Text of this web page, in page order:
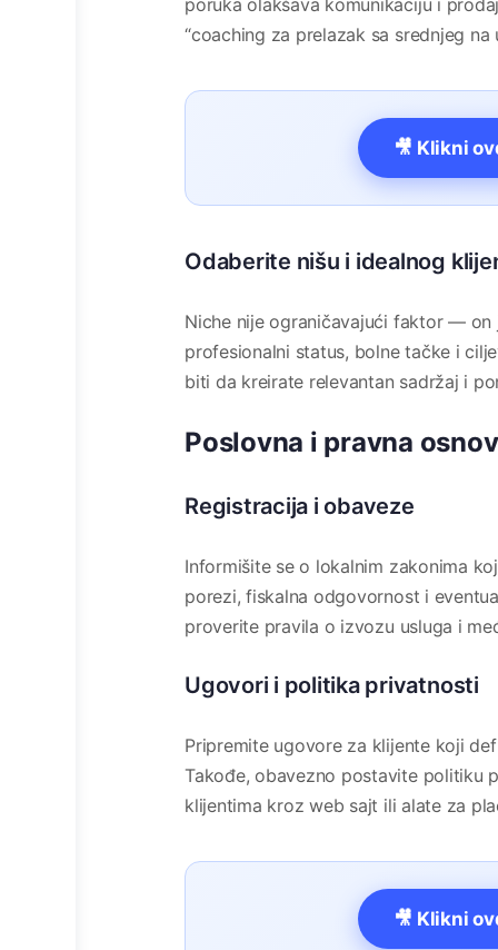
“coaching za prelazak sa srednjeg
🎥 Klikni
Odaberite nišu i idealnog
Niche nije ograničavajući faktor —
profesionalni status, bolne tačke i
biti da kreirate relevantan sadržaj i
Poslovna i pravna
Registracija i obaveze
Informišite se o lokalnim zakonima
porezi, fiskalna odgovornost i
proverite pravila o izvozu usluga i
Ugovori i politika privatnosti
Pripremite ugovore za klijente koji
Takođe, obavezno postavite politiku
klijentima kroz web sajt ili alate za
🎥 Klikni